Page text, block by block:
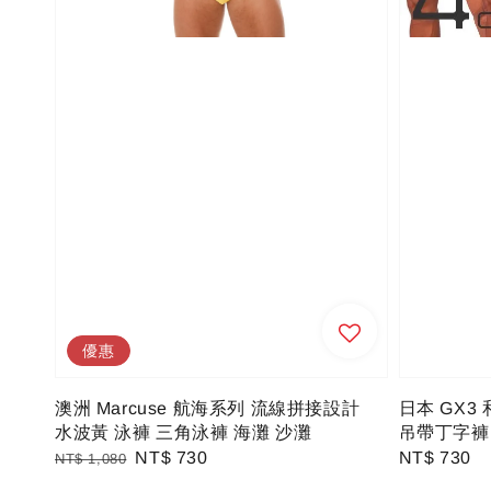
優惠
澳洲 Marcuse 航海系列 流線拼接設計
水波黃 泳褲 三角泳褲 海灘 沙灘
Regular
NT$ 1,080 Sale
NT$ 730
日本 GX3
吊帶丁字
Regular
NT$ 730